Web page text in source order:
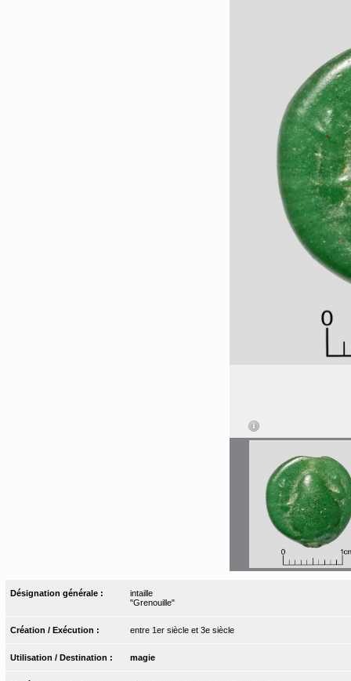
Désignation générale :
intaille
"Grenouille"
Création / Exécution : entre 1er siècle et 3e siècle
Utilisation / Destination : magie